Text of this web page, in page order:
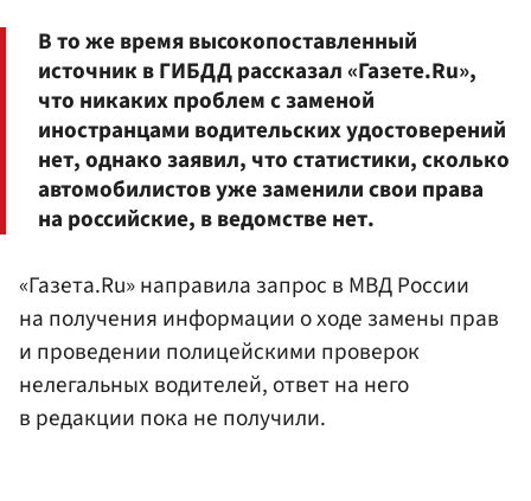
В то же время высокопоставленный
источник в ГИБДД рассказал «Газете.Ru»,
что никаких проблем с заменой
иностранцами водительских удостоверений
нет, однако заявил, что статистики, сколько
автомобилистов уже заменили свои права
на российские, в ведомстве нет.
«Газета.Ru» направила запрос в МВД России
на получения информации о ходе замены прав
и проведении полицейскими проверок
нелегальных водителей, ответ на него
в редакции пока не получили.